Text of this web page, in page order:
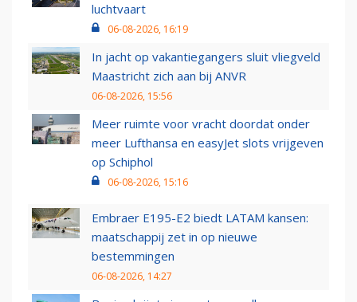
luchtvaart
06-08-2026, 16:19
In jacht op vakantiegangers sluit vliegveld
Maastricht zich aan bij ANVR
06-08-2026, 15:56
Meer ruimte voor vracht doordat onder
meer Lufthansa en easyJet slots vrijgeven
op Schiphol
06-08-2026, 15:16
Embraer E195-E2 biedt LATAM kansen:
maatschappij zet in op nieuwe
bestemmingen
06-08-2026, 14:27